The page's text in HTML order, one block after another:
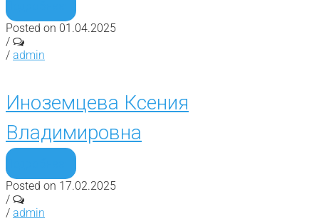
Posted on 01.04.2025
/
/ admin
Иноземцева Ксения
Владимировна
Posted on 17.02.2025
/
/ admin